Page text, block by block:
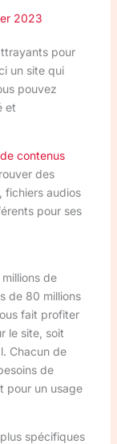
2023
pour
un site qui
pouvez
et
contenus
des
fichiers audios
pour ses
de
de 80 millions
fait profiter
le site, soit
Chacun de
de
pour un usage
spécifiques